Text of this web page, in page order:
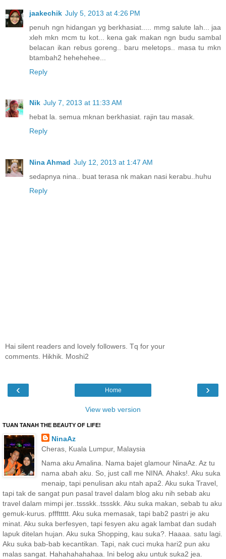
jaakechik July 5, 2013 at 4:26 PM
penuh ngn hidangan yg berkhasiat..... mmg salute lah... jaa
xleh mkn mcm tu kot... kena gak makan ngn budu sambal
belacan ikan rebus goreng.. baru meletops.. masa tu mkn
btambah2 hehehehee...
Reply
Nik July 7, 2013 at 11:33 AM
hebat la. semua mknan berkhasiat. rajin tau masak.
Reply
Nina Ahmad July 12, 2013 at 1:47 AM
sedapnya nina.. buat terasa nk makan nasi kerabu..huhu
Reply
Hai silent readers and lovely followers. Tq for your
comments. Hikhik. Moshi2
‹ ›
Home
View web version
TUAN TANAH THE BEAUTY OF LIFE!
NinaAz
Cheras, Kuala Lumpur, Malaysia
Nama aku Amalina. Nama bajet glamour NinaAz. Az tu
nama abah aku. So, just call me NINA. Ahaks!. Aku suka
menaip, tapi penulisan aku ntah apa2. Aku suka Travel,
tapi tak de sangat pun pasal travel dalam blog aku nih sebab aku
travel dalam mimpi jer..tssskk..tssskk. Aku suka makan, sebab tu aku
gemuk-kurus. pfffttttt. Aku suka memasak, tapi bab2 pastri je aku
minat. Aku suka berfesyen, tapi fesyen aku agak lambat dan sudah
lapuk ditelan hujan. Aku suka Shopping, kau suka?. Haaaa. satu lagi.
Aku suka bab-bab kecantikan. Tapi, nak cuci muka hari2 pun aku
malas sangat. Hahahahahahaa. Ini belog aku untuk suka2 jea.